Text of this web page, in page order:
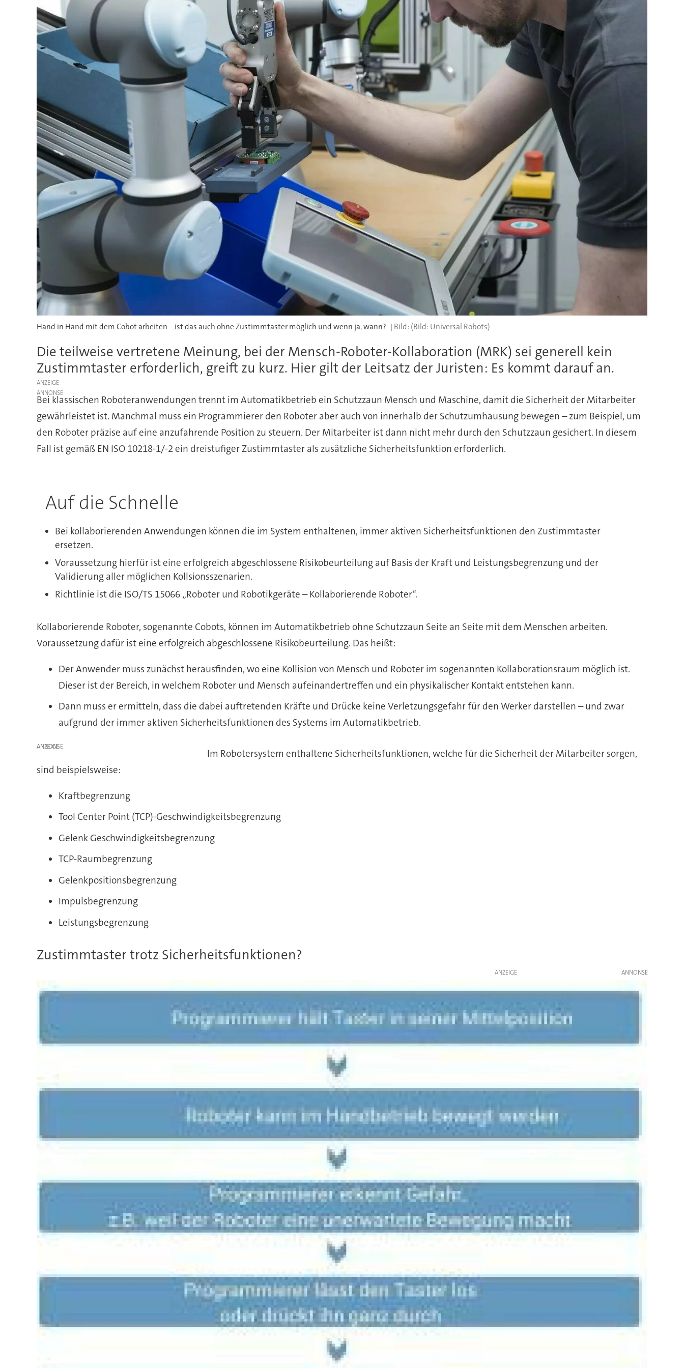
Hand in Hand mit dem Cobot arbeiten – ist das auch ohne Zustimmtaster möglich und wenn ja, wann? (Bild: Universal Robots)
Die teilweise vertretene Meinung, bei der Mensch-Roboter-Kollaboration (MRK) sei generell kein
Zustimmtaster erforderlich, greift zu kurz. Hier gilt der Leitsatz der Juristen: Es kommt darauf an.
ANZEIGE
Bei klassischen Roboteranwendungen trennt im Automatikbetrieb ein Schutzzaun Mensch und Maschine, damit die Sicherheit der Mitarbeiter
gewährleistet ist. Manchmal muss ein Programmierer den Roboter aber auch von innerhalb der Schutzumhausung bewegen – zum Beispiel, um
den Roboter präzise auf eine anzufahrende Position zu steuern. Der Mitarbeiter ist dann nicht mehr durch den Schutzzaun gesichert. In diesem
Fall ist gemäß EN ISO 10218-1/-2 ein dreistufiger Zustimmtaster als zusätzliche Sicherheitsfunktion erforderlich.
Auf die Schnelle
Bei kollaborierenden Anwendungen können die im System enthaltenen, immer aktiven Sicherheitsfunktionen den Zustimmtaster
ersetzen.
Voraussetzung hierfür ist eine erfolgreich abgeschlossene Risikobeurteilung auf Basis der Kraft und Leistungsbegrenzung und der
Validierung aller möglichen Kollsionsszenarien.
Richtlinie ist die ISO/TS 15066 „Roboter und Robotikgeräte – Kollaborierende Roboter“.
Kollaborierende Roboter, sogenannte Cobots, können im Automatikbetrieb ohne Schutzzaun Seite an Seite mit dem Menschen arbeiten.
Voraussetzung dafür ist eine erfolgreich abgeschlossene Risikobeurteilung. Das heißt:
Der Anwender muss zunächst herausfinden, wo eine Kollision von Mensch und Roboter im sogenannten Kollaborationsraum möglich ist.
Dieser ist der Bereich, in welchem Roboter und Mensch aufeinandertreffen und ein physikalischer Kontakt entstehen kann.
Dann muss er ermitteln, dass die dabei auftretenden Kräfte und Drücke keine Verletzungsgefahr für den Werker darstellen – und zwar
aufgrund der immer aktiven Sicherheitsfunktionen des Systems im Automatikbetrieb.
ANZEIGE
Im Robotersystem enthaltene Sicherheitsfunktionen, welche für die Sicherheit der Mitarbeiter sorgen,
sind beispielsweise:
Kraftbegrenzung
Tool Center Point (TCP)-Geschwindigkeitsbegrenzung
Gelenk Geschwindigkeitsbegrenzung
TCP-Raumbegrenzung
Gelenkpositionsbegrenzung
Impulsbegrenzung
Leistungsbegrenzung
Zustimmtaster trotz Sicherheitsfunktionen?
ANZEIGE